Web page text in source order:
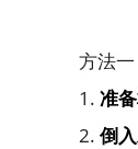
方法
1. 准
2. 倒